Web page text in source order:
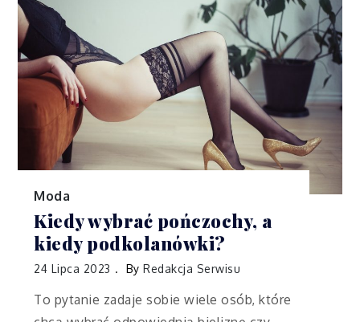
Moda
Kiedy wybrać pończochy, a
kiedy podkolanówki?
24 Lipca 2023 ByRedakcja Serwisu
To pytanie zadaje sobie wiele osób, które